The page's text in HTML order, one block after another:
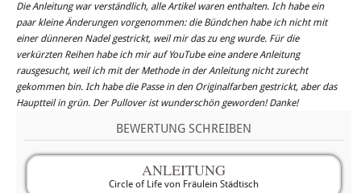
Die Anleitung war verständlich, alle Artikel waren enthalten. Ich habe ein
paar kleine Änderungen vorgenommen: die Bündchen habe ich nicht mit
einer dünneren Nadel gestrickt, weil mir das zu eng wurde. Für die
verkürzten Reihen habe ich mir auf YouTube eine andere Anleitung
rausgesucht, weil ich mit der Methode in der Anleitung nicht zurecht
gekommen bin. Ich habe die Passe in den Originalfarben gestrickt, aber das
Hauptteil in grün. Der Pullover ist wunderschön geworden! Danke!
BEWERTUNG SCHREIBEN
ANLEITUNG
Circle of Life von Fräulein Städtisch